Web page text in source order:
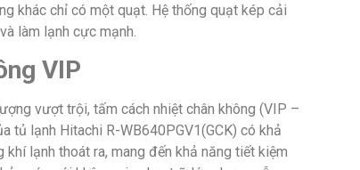
khác chỉ có một quạt. Hệ thống quạt kép cải
làm lạnh cực mạnh.
VIP
vượt trội, tấm cách nhiệt chân không (VIP –
tủ lạnh Hitachi R-WB640PGV1(GCK) có khả
lạnh thoát ra, mang đến khả năng tiết kiệm